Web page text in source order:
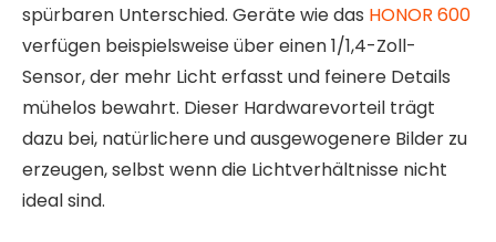
spürbaren Unterschied. Geräte wie das HONOR 600
verfügen beispielsweise über einen 1/1,4-Zoll-
Sensor, der mehr Licht erfasst und feinere Details
mühelos bewahrt. Dieser Hardwarevorteil trägt
dazu bei, natürlichere und ausgewogenere Bilder zu
erzeugen, selbst wenn die Lichtverhältnisse nicht
ideal sind.